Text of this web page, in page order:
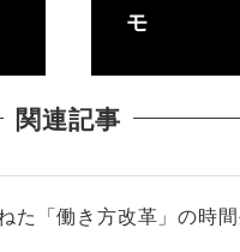
モ
関連記事
「働き方改革」の時